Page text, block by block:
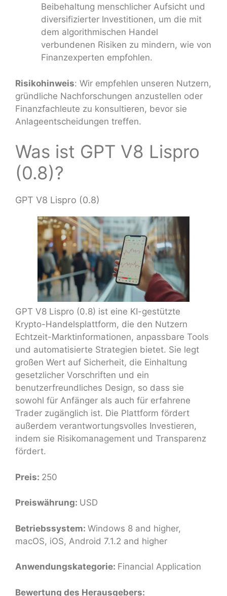
Beibehaltung menschlicher Aufsicht und
diversifizierter Investitionen, um die mit
dem algorithmischen Handel
verbundenen Risiken zu mindern, wie von
Finanzexperten empfohlen.
Risikohinweis: Wir empfehlen unseren Nutzern,
gründliche Nachforschungen anzustellen oder
Finanzfachleute zu konsultieren, bevor sie
Anlageentscheidungen treffen.
Was ist GPT V8 Lispro
(0.8)?
GPT V8 Lispro (0.8)
GPT V8 Lispro (0.8) ist eine KI-gestützte
Krypto-Handelsplattform, die den Nutzern
Echtzeit-Marktinformationen, anpassbare Tools
und automatisierte Strategien bietet. Sie legt
großen Wert auf Sicherheit, die Einhaltung
gesetzlicher Vorschriften und ein
benutzerfreundliches Design, so dass sie
sowohl für Anfänger als auch für erfahrene
Trader zugänglich ist. Die Plattform fördert
außerdem verantwortungsvolles Investieren,
indem sie Risikomanagement und Transparenz
fördert.
Preis: 250
Preiswährung: USD
Betriebssystem: Windows 8 and higher,
macOS, iOS, Android 7.1.2 and higher
Anwendungskategorie: Financial Application
Bewertung des Herausgebers: